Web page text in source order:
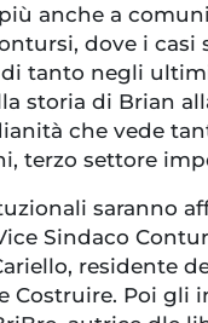
anche a
dove i casi
tanto negli
storia di Brian
che vede
terzo settore
saranno
Sindaco
residente
Costruire. Poi gli